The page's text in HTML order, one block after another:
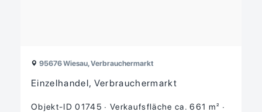
95676 Wiesau, Verbrauchermarkt
Einzelhandel, Verbrauchermarkt
Objekt-ID 01745
Verkaufsfläche ca. 661 m²